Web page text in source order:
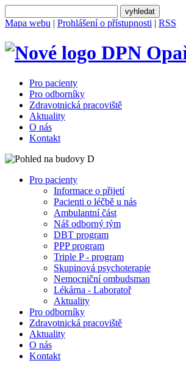
Mapa webu | Prohlášení o přístupnosti | RSS
Pro pacienty
Pro odborníky
Zdravotnická pracoviště
Aktuality
O nás
Kontakt
Pro pacienty
Informace o přijetí
Pacienti o léčbě u nás
Ambulantní část
Náš odborný tým
DBT program
PPP program
Triple P - program
Skupinová psychoterapie
Nemocniční ombudsman
Lékárna - Laboratoř
Aktuality
Pro odborníky
Zdravotnická pracoviště
Aktuality
O nás
Kontakt